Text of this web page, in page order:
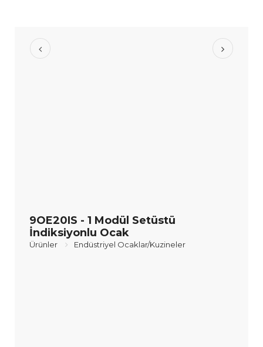
9OE20IS - 1 Modül Setüstü
İndiksiyonlu Ocak
Ürünler Endüstriyel Ocaklar/Kuzineler